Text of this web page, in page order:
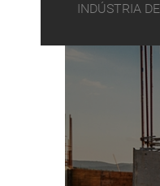
INDÚSTRIA
Previous